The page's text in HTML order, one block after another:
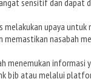
melakukan upaya untuk
memastikan nasabah
menemukan
bjb atau melalui